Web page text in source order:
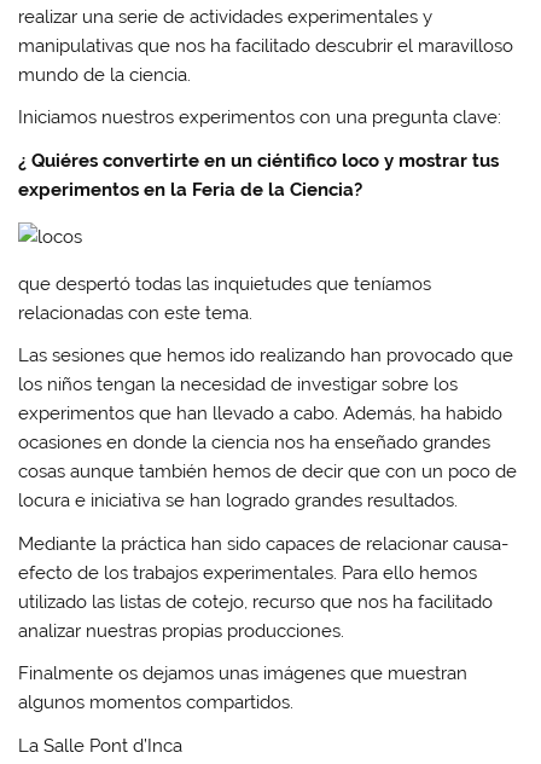
realizar una serie de actividades experimentales y
manipulativas que nos ha facilitado descubrir el maravilloso
mundo de la ciencia.
Iniciamos nuestros experimentos con una pregunta clave:
¿ Quiéres convertirte en un ciéntifico loco y mostrar tus
experimentos en la Feria de la Ciencia?
que despertó todas las inquietudes que teníamos
relacionadas con este tema.
Las sesiones que hemos ido realizando han provocado que
los niños tengan la necesidad de investigar sobre los
experimentos que han llevado a cabo. Además, ha habido
ocasiones en donde la ciencia nos ha enseñado grandes
cosas aunque también hemos de decir que con un poco de
locura e iniciativa se han logrado grandes resultados.
Mediante la práctica han sido capaces de relacionar causa-
efecto de los trabajos experimentales. Para ello hemos
utilizado las listas de cotejo, recurso que nos ha facilitado
analizar nuestras propias producciones.
Finalmente os dejamos unas imágenes que muestran
algunos momentos compartidos.
La Salle Pont d’Inca